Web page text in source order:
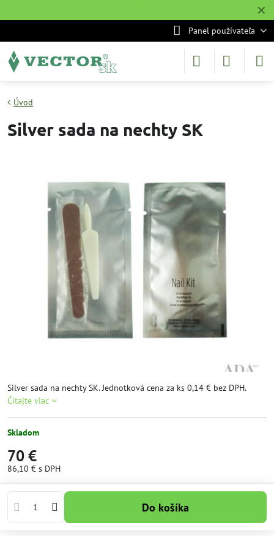
✕
˙
Panel používateľa
Úvod
Silver sada na nechty SK
Silver sada na nechty SK. Jednotková cena za ks 0,14 € bez DPH.
Čítajte viac
Skladom
70 €
86,10 € s DPH
Do košíka